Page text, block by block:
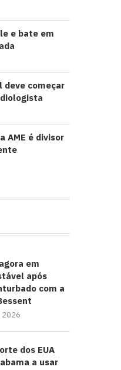
e bate em
deve começar
AME é divisor
em
após
com a
2026
dos EUA
a usar